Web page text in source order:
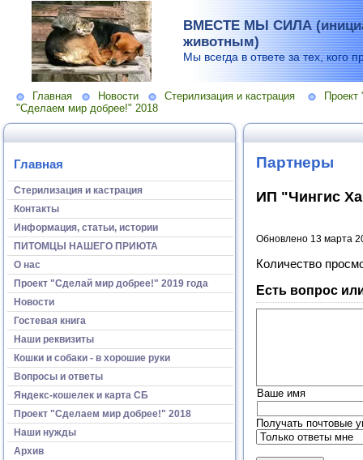
ВМЕСТЕ МЫ СИЛА
животным)
Мы всегда в ответе за тех, кого
Главная Новости Стерилизация и кастрация
"Сделаем мир добрее!" 2018
Главная
Стерилизация и кастрация
Контакты
Информация, статьи, истории
ПИТОМЦЫ НАШЕГО ПРИЮТА
О нас
Проект "Сделай мир добрее!" 2019 года
Новости
Гостевая книга
Наши реквизиты
Кошки и собаки - в хорошие руки
Вопросы и ответы
Яндекс-кошелек и карта СБ
Проект "Сделаем мир добрее!" 2018
Наши нужды
Архив
Партнеры
ИП "Чингис
Обновлено 13 марта
Количество
Есть вопрос
Ваше имя
Получать почтовые